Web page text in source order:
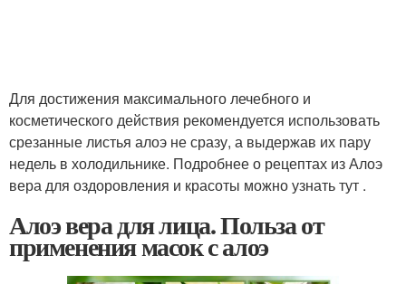
Для достижения максимального лечебного и
косметического действия рекомендуется использовать
срезанные листья алоэ не сразу, а выдержав их пару
недель в холодильнике. Подробнее о рецептах из Алоэ
вера для оздоровления и красоты можно узнать тут .
Алоэ вера для лица. Польза от
применения масок с алоэ